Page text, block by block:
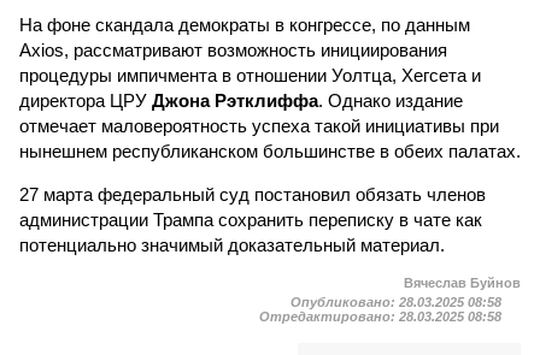
На фоне скандала демократы в конгрессе, по данным
Axios, рассматривают возможность инициирования
процедуры импичмента в отношении Уолтца, Хегсета и
директора ЦРУ Джона Рэтклиффа. Однако издание
отмечает маловероятность успеха такой инициативы при
нынешнем республиканском большинстве в обеих палатах.
27 марта федеральный суд постановил обязать членов
администрации Трампа сохранить переписку в чате как
потенциально значимый доказательный материал.
Вячеслав Буйнов
Опубликовано: 28.03.2025 08:58
Отредактировано: 28.03.2025 08:58